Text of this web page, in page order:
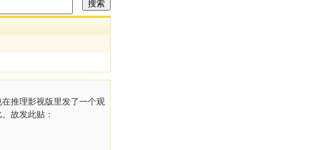
推理影视版里发了一个观
故发此贴：